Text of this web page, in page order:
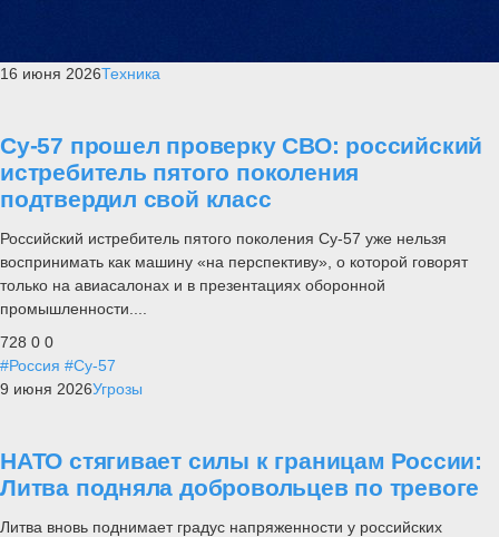
16 июня 2026Техника
Су-57 прошел проверку СВО: российский
истребитель пятого поколения
подтвердил свой класс
Российский истребитель пятого поколения Су-57 уже нельзя
воспринимать как машину «на перспективу», о которой говорят
только на авиасалонах и в презентациях оборонной
промышленности....
728 0 0
#Россия #Су-57
9 июня 2026Угрозы
НАТО стягивает силы к границам России:
Литва подняла добровольцев по тревоге
Литва вновь поднимает градус напряженности у российских